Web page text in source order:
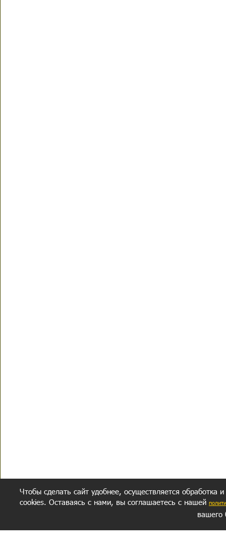
Чтобы сделать сайт удобнее, осуществляется обработка
cookies. Оставаясь с нами, вы соглашаетесь с нашей
вашего